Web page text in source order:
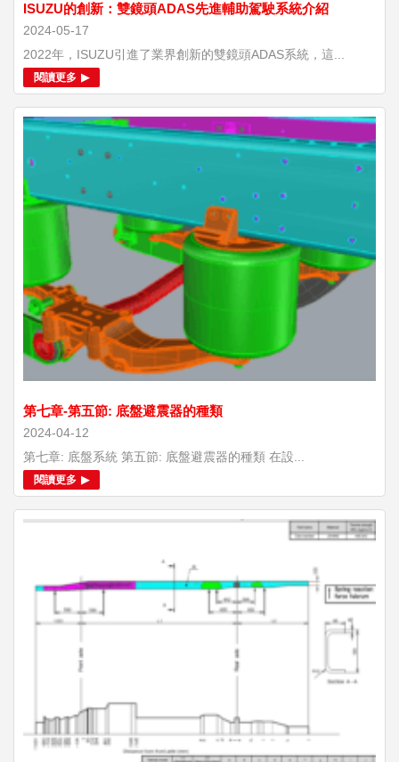
ISUZU的創新：雙鏡頭ADAS先進輔助駕駛系統介紹
2024-05-17
2022年，ISUZU引進了業界創新的雙鏡頭ADAS系統，這...
閱讀更多
第七章-第五節: 底盤避震器的種類
2024-04-12
第七章: 底盤系統 第五節: 底盤避震器的種類 在設...
閱讀更多